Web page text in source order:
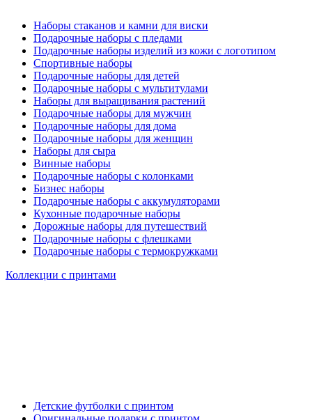
Наборы стаканов и камни для виски
Подарочные наборы с пледами
Подарочные наборы изделий из кожи с логотипом
Спортивные наборы
Подарочные наборы для детей
Подарочные наборы с мультитулами
Наборы для выращивания растений
Подарочные наборы для мужчин
Подарочные наборы для дома
Подарочные наборы для женщин
Наборы для сыра
Винные наборы
Подарочные наборы с колонками
Бизнес наборы
Подарочные наборы с аккумуляторами
Кухонные подарочные наборы
Дорожные наборы для путешествий
Подарочные наборы с флешками
Подарочные наборы с термокружками
Коллекции с принтами
Детские футболки с принтом